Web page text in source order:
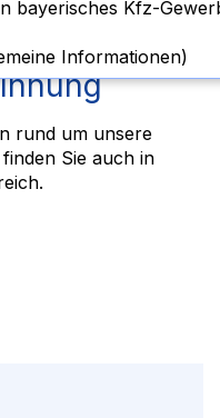
bayerisches Kfz-
Informationen)
rund um unsere
Sie auch in